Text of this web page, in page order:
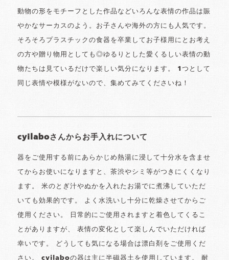
動物の形をモチーフとした作品などいろんな表情の作品は賑
やかなサーカスのよう。お子さんや海外の方にも人気です。
そろそろプラスチックの食器を卒業してお子様用にとお考え
の方や贈り物用としても◎ゆるりとした愛くるしい表情の動
物たちは見ているだけで楽しい気分になります。 1つとして
同じ表情や模様がないので、集めてみてくださいね！
cyilaboさんからお手入れについて
器をご使用する前にあらかじめ熱湯に浸して十分水を含ませ
てからお使いになりますと、茶渋やシミ等がつきにくくなり
ます。 米のとぎ汁やぬかを入れたお湯でに煮沸していただ
いても効果的です。 よく水洗いし十分に乾燥させてからご
使用ください。 日常的にご使用されますと着色してくるこ
とがありますが、 表情の変化として楽しんでいただければ
幸いです。 どうしても気になる場合は漂白剤をご使用くだ
さい。 cyilaboの器は主に半磁器土を使用しています。 耐